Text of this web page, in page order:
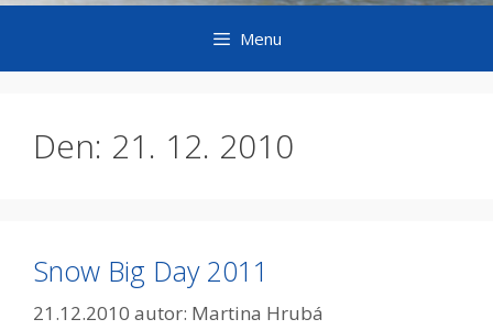
Menu
Den: 21. 12. 2010
Snow Big Day 2011
21.12.2010 autor: Martina Hrubá